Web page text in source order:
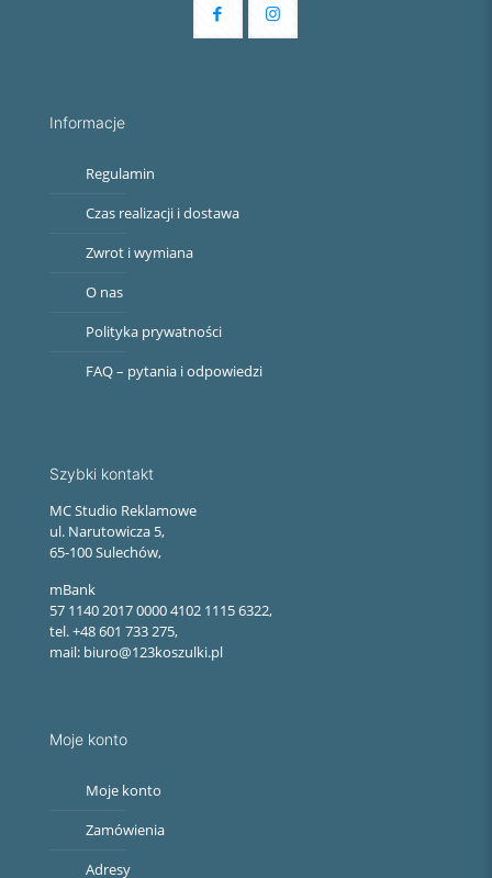
Informacje
Regulamin
Czas realizacji i dostawa
Zwrot i wymiana
O nas
Polityka prywatności
FAQ – pytania i odpowiedzi
Szybki kontakt
MC Studio Reklamowe
ul. Narutowicza 5,
65-100 Sulechów,
mBank
57 1140 2017 0000 4102 1115 6322,
tel. +48 601 733 275,
mail: biuro@123koszulki.pl
Moje konto
Moje konto
Zamówienia
Adresy